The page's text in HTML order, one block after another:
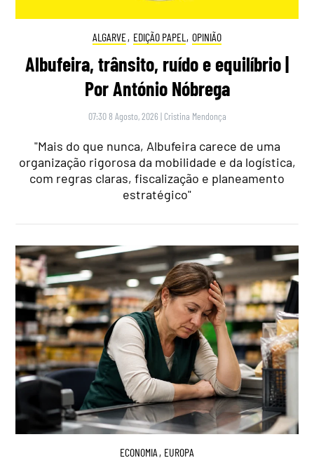
ALGARVE, EDIÇÃO PAPEL , OPINIÃO
Albufeira, trânsito, ruído e equilíbrio |
Por António Nóbrega
07:30 8 Agosto, 2026 | Cristina Mendonça
"Mais do que nunca, Albufeira carece de uma
organização rigorosa da mobilidade e da logística,
com regras claras, fiscalização e planeamento
estratégico"
ECONOMIA , EUROPA